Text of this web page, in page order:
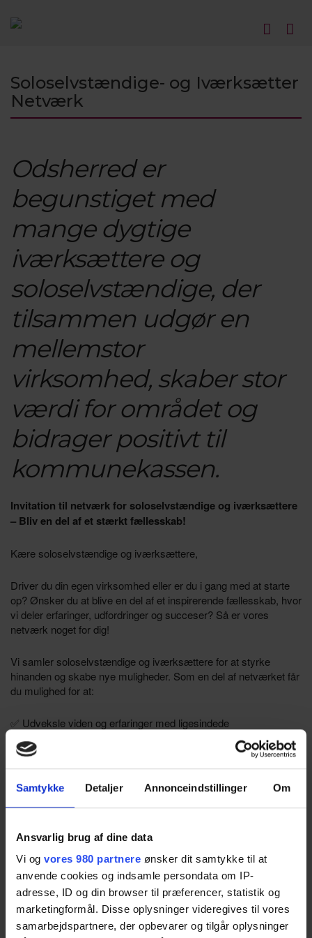
Samtykke Detaljer Annonceindstillinger Om
Ansvarlig brug af dine data
Vi og vores 980 partnere ønsker dit samtykke til at
anvende cookies og indsamle persondata om IP-
adresse, ID og din browser til præferencer, statistik og
marketingformål. Disse oplysninger videregives til vores
samarbejdspartnere, der opbevarer og tilgår oplysninger
Soloselvstændige- og Iværksætter
Netværk
Odsherred er
begunstiget med
mange dygtige
iværksættere og
soloselvstændige, der
tilsammen udgør en
mellemstor
virksomhed, skaber stor
værdi for området og
bidrager positivt til
kommunekassen.
Invitation til netværk for soloselvstændige og iværksættere
– Bliv en del af et stærkt fællesskab!
Kære soloselvstændige og iværksættere,
Driver du din egen virksomhed eller er du i gang med at starte
op? Ønsker du at blive en del af et inspirerende fællesskab, hvor
vi deler erfaringer, udfordringer og succeser? Så er vores
netværk noget for dig!
Vi samler soloselvstændige og iværksættere for at styrke
hinanden og skabe nye muligheder. Som en del af netværket får
du mulighed for at:
✅ Udveksle viden og erfaringer med ligesindede
✅ Få sparring på dine idéer og udfordringer
✅ Skabe nye samarbejder og relationer
iværksættere
Grib chancen for at udvide dit netværk og få nye perspektiver på
din forretning. Vi glæder os til at byde dig velkommen!
Vi ser frem til din deltagelse på dette